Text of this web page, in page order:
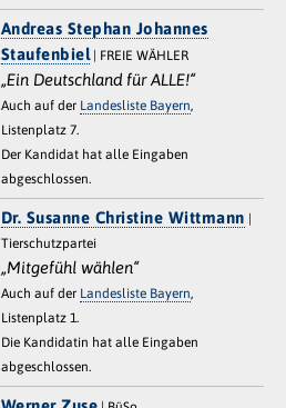
Andreas Stephan Johannes
Staufenbiel| FREIE WÄHLER
„Ein Deutschland für ALLE!“
Auch auf der Landesliste Bayern,
Listenplatz 7.
Der Kandidat hat alle Eingaben
abgeschlossen.
Dr. Susanne Christine Wittmann
Tierschutzpartei
„Mitgefühl wählen“
Auch auf der Landesliste Bayern,
Listenplatz 1.
Die Kandidatin hat alle Eingaben
abgeschlossen.